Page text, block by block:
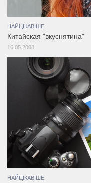
НАЙЦІКАВІШЕ
Китайская "вкуснятина"
16.05.2008
НАЙЦІКАВІШЕ